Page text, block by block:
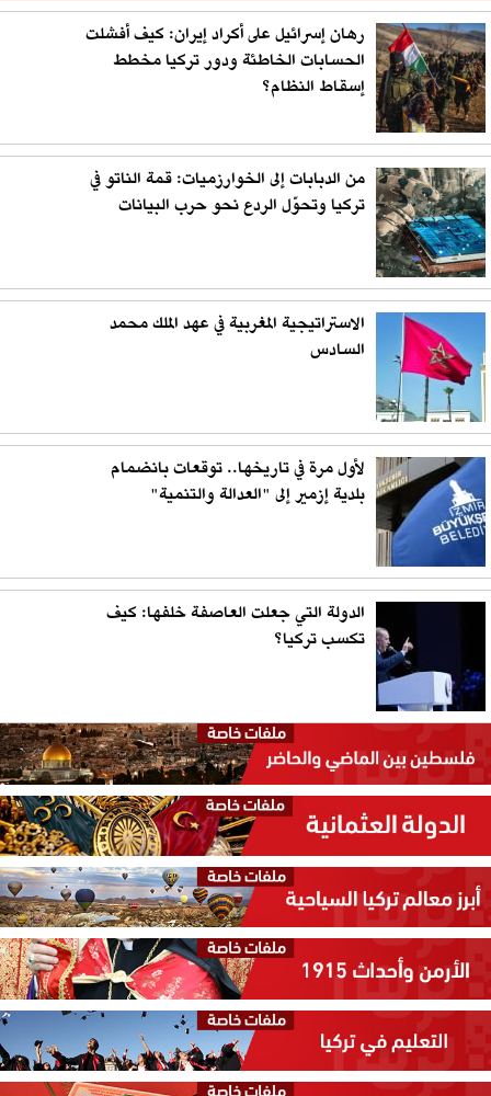
رهان إسرائيل على أكراد إيران: كيف أفشلت
الحسابات الخاطئة ودور تركيا مخطط
إسقاط النظام؟
من الدبابات إلى الخوارزميات: قمة الناتو في
تركيا وتحوّل الردع نحو حرب البيانات
الاستراتيجية المغربية في عهد الملك محمد
السادس
لأول مرة في تاريخها.. توقعات بانضمام
بلدية إزمير إلى "العدالة والتنمية"
الدولة التي جعلت العاصفة خلفها: كيف
تكسب تركيا؟